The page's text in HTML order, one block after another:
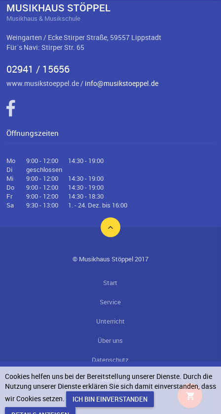
MUSIKHAUS STÖPPEL
Musikhaus & Musikschule
Weingarten / Ecke Stirper Straße, 59557 Lippstadt
Für`s Navi: Stirper Str. 65
02941 / 15656
www.musikstoeppel.de / info@musikstoeppel.de
Öffnungszeiten
Mo 9:00 - 12:00
14:30 - 19:00
Di
geschlossen
Mi
9:00 - 12:00
14:30 - 19:00
Do
9:00 - 12:00
14:30 - 19:00
Fr
9:00 - 12:00
14:30 - 18:30
Sa
9:30 - 13:00 1. - 24. Dez. bis 16:00
© Musikhaus Stöppel 2017
Start
Service
Unterricht
Über uns
Datenschutz
AGB`s
Impressum
Cookies helfen uns bei der Bereitstellung unserer Dienste. Durch die
Nutzung unserer Dienste erklären Sie sich damit einverstanden, dass
wir Cookies setzen.